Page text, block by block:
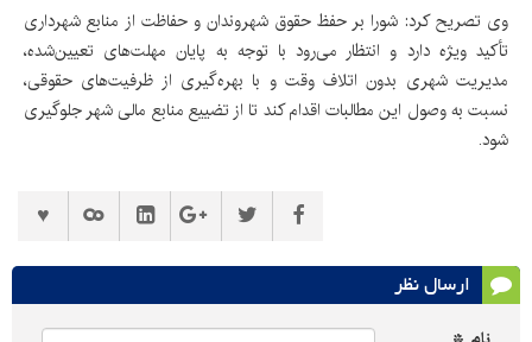
‌وی تصریح کرد: شورا بر حفظ حقوق شهروندان و حفاظت از منابع شهرداری
تأکید ویژه دارد و انتظار می‌رود با توجه به پایان مهلت‌های تعیین‌شده،
مدیریت شهری بدون اتلاف وقت و با بهره‌گیری از ظرفیت‌های حقوقی،
نسبت به وصول این مطالبات اقدام کند تا از تضییع منابع مالی شهر جلوگیری
شود.
ارسال نظر